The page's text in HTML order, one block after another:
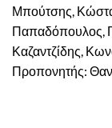
Μπούτσης,
Παπαδόπουλος,
Καζαντζίδης,
Προπονητής: